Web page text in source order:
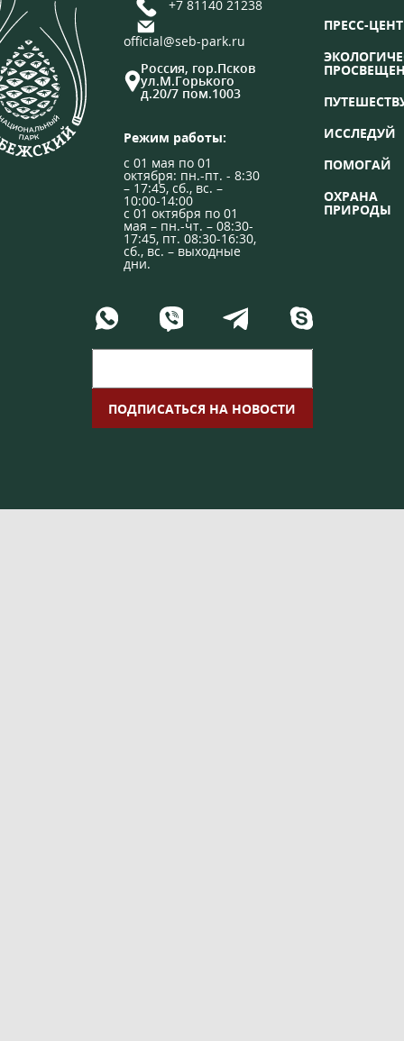
+7 81140 21238
official@seb-park.ru
Россия, гор.Псков
ул.М.Горького
д.20/7 пом.1003
Режим работы:
с 01 мая по 01
октября: пн.-пт. - 8:30
– 17:45, сб., вс. –
10:00-14:00
с 01 октября по 01
мая – пн.-чт. – 08:30-
17:45, пт. 08:30-16:30,
сб., вс. – выходные
дни.
ПРЕСС-
ИССЛЕДУЙ
ПОМОГАЙ
ОХРАНА
ПРИРОДЫ